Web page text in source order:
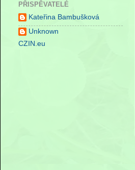
PŘISPĚVATELÉ
Kateřina Bambušková
Unknown
CZIN.eu